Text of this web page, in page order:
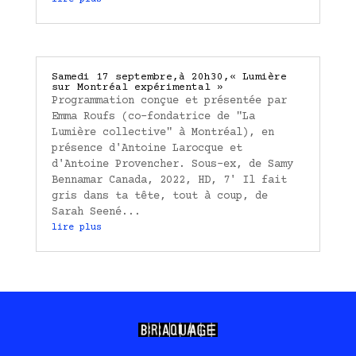
Samedi 17 septembre,à 20h30,« Lumière
sur Montréal expérimental »
Programmation conçue et présentée par
Emma Roufs (co-fondatrice de "La
Lumière collective" à Montréal), en
présence d'Antoine Larocque et
d'Antoine Provencher. Sous-ex, de Samy
Bennamar Canada, 2022, HD, 7' Il fait
gris dans ta tête, tout à coup, de
Sarah Seené...
lire plus